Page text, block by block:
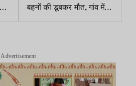
बहनों की डूबकर मौत, गांव में
पसरा मातम
Advertisement